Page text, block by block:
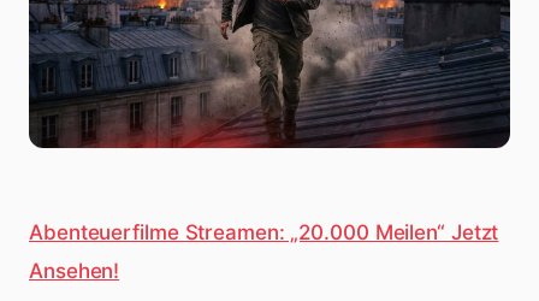
Abenteuerfilme Streamen: „20.000 Meilen“ Jetzt
Ansehen!